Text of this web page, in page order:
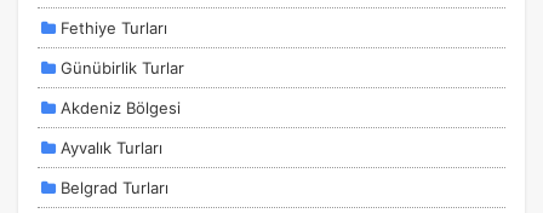
Fethiye Turları
Günübirlik Turlar
Akdeniz Bölgesi
Ayvalık Turları
Belgrad Turları